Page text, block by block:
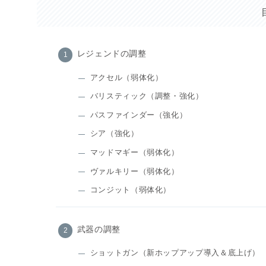
レジェンドの調整
アクセル（弱体化）
バリスティック（調整・強化）
パスファインダー（強化）
シア（強化）
マッドマギー（弱体化）
ヴァルキリー（弱体化）
コンジット（弱体化）
武器の調整
ショットガン（新ホップアップ導入＆底上げ）